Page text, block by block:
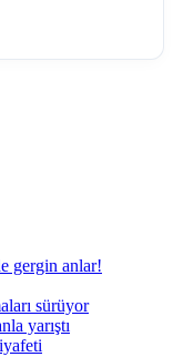
gergin anlar!
sürüyor
yarıştı